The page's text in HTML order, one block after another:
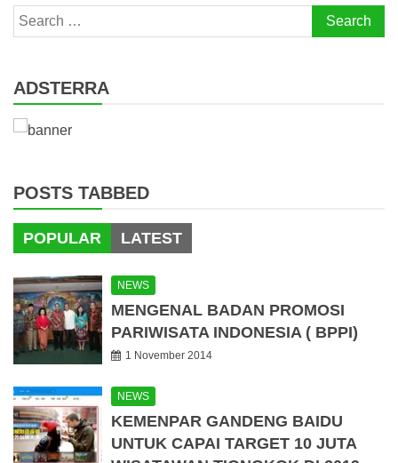
Search
for:
ADSTERRA
POSTS TABBED
POPULAR LATEST
NEWS
MENGENAL BADAN PROMOSI
PARIWISATA INDONESIA ( BPPI)
1 November 2014
NEWS
KEMENPAR GANDENG BAIDU
UNTUK CAPAI TARGET 10 JUTA